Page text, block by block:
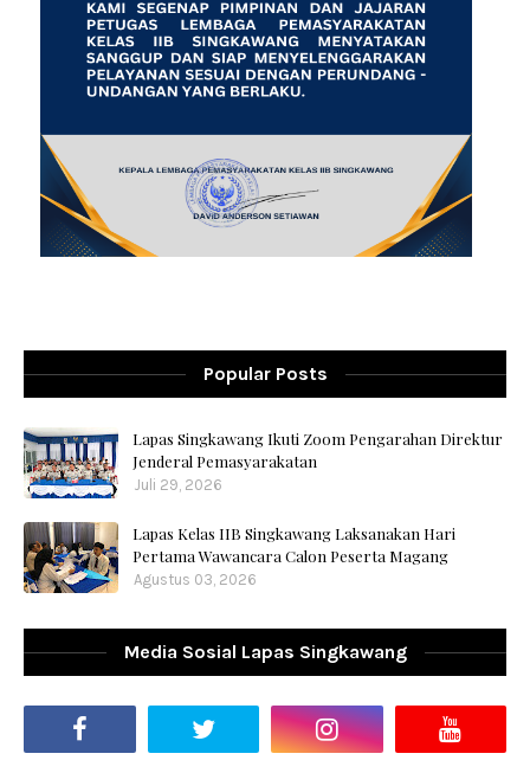
Popular Posts
Lapas Singkawang Ikuti Zoom Pengarahan Direktur
Jenderal Pemasyarakatan
Juli 29, 2026
Lapas Kelas IIB Singkawang Laksanakan Hari
Pertama Wawancara Calon Peserta Magang
Agustus 03, 2026
Media Sosial Lapas Singkawang